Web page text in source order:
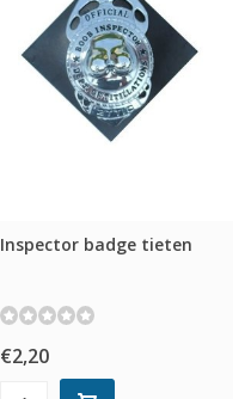
Inspector badge tieten
€2,20